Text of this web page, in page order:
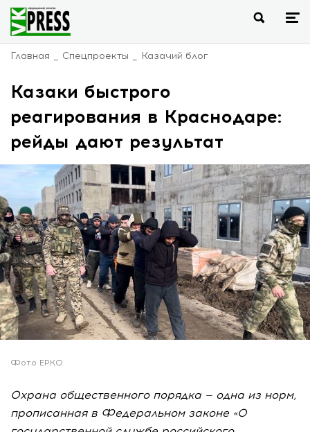
Главная Спецпроекты Казачий блог
Казаки быстрого
реагирования в Краснодаре:
рейды дают результат
Фото ЕРКО.
Охрана общественного порядка — одна из норм,
прописанная в Федеральном законе «О